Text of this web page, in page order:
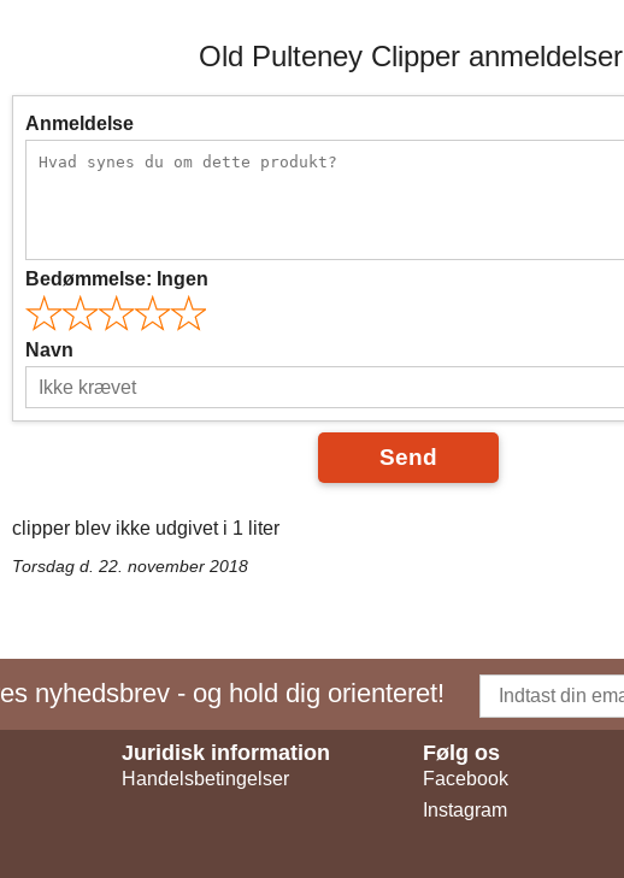
Old Pulteney Clipper anmeldelser
Anmeldelse
Bedømmelse: Ingen
Navn
Send
clipper blev ikke udgivet i 1 liter
Torsdag d. 22. november 2018
nyhedsbrev - og hold dig orienteret!
Juridisk information
Handelsbetingelser
Følg os
Facebook
Instagram